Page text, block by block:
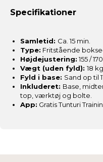
fitnessshoppen.dk.
andre hjælper os med at
så vi kan forbedre den.
Vi anvender også første-
marketing formål. Klik på
angivet, eller klik på
Specifikationer
Samletid: Ca. 15 min.
Type: Fritstående
Højdejustering:155 /
Vægt (uden fyld):18 kg.
Fyld i base: Sand op til
Inkluderet: Base,
top, værktøj og bolte.
App: Gratis Tunturi